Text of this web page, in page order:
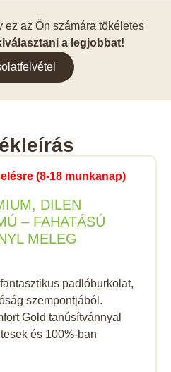
ez az Ön számára tökéletes
a legjobbat!
(8-18 munkanap)
DILEN
– FAHATÁSÚ
MELEG
padlóburkolat,
szempontjából.
Gold tanúsítvánnyal
és 100%-ban